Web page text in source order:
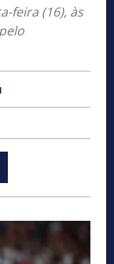
feira (16), às